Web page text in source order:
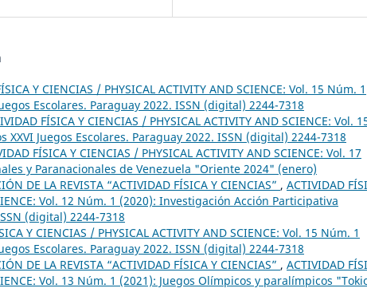
Y CIENCIAS / PHYSICAL ACTIVITY AND SCIENCE: Vol. 15 Núm. 1
Escolares. Paraguay 2022. ISSN (digital) 2244-7318
FÍSICA Y CIENCIAS / PHYSICAL ACTIVITY AND SCIENCE: Vol.
Juegos Escolares. Paraguay 2022. ISSN (digital) 2244-7318
FÍSICA Y CIENCIAS / PHYSICAL ACTIVITY AND SCIENCE: Vol. 17
y Paranacionales de Venezuela "Oriente 2024" (enero)
DE LA REVISTA “ACTIVIDAD FÍSICA Y CIENCIAS” , ACTIVIDAD
Vol. 12 Núm. 1 (2020): Investigación Acción Participativa
(digital) 2244-7318
Y CIENCIAS / PHYSICAL ACTIVITY AND SCIENCE: Vol. 15 Núm. 1
Escolares. Paraguay 2022. ISSN (digital) 2244-7318
DE LA REVISTA “ACTIVIDAD FÍSICA Y CIENCIAS” , ACTIVIDAD
Vol. 13 Núm. 1 (2021): Juegos Olímpicos y paralímpicos